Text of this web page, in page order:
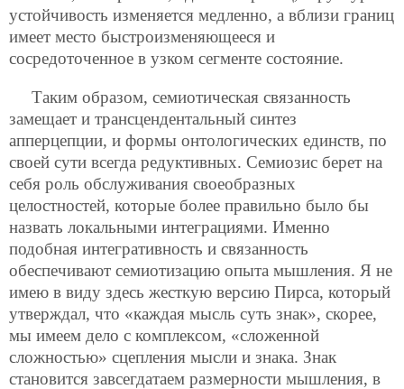
устойчивость изменяется медленно, а вблизи границ
имеет место быстроизменяющееся и
сосредоточенное в узком сегменте состояние.
Таким образом, семиотическая связанность
замещает и трансцендентальный синтез
апперцепции, и формы онтологических единств, по
своей сути всегда редуктивных. Семиозис берет на
себя роль обслуживания своеобразных
целостностей, которые более правильно было бы
назвать локальными интеграциями. Именно
подобная интегративность и связанность
обеспечивают семиотизацию опыта мышления. Я не
имею в виду здесь жесткую версию Пирса, который
утверждал, что «каждая мысль суть знак», скорее,
мы имеем дело с комплексом, «сложенной
сложностью» сцепления мысли и знака. Знак
становится завсегдатаем размерности мышления, в